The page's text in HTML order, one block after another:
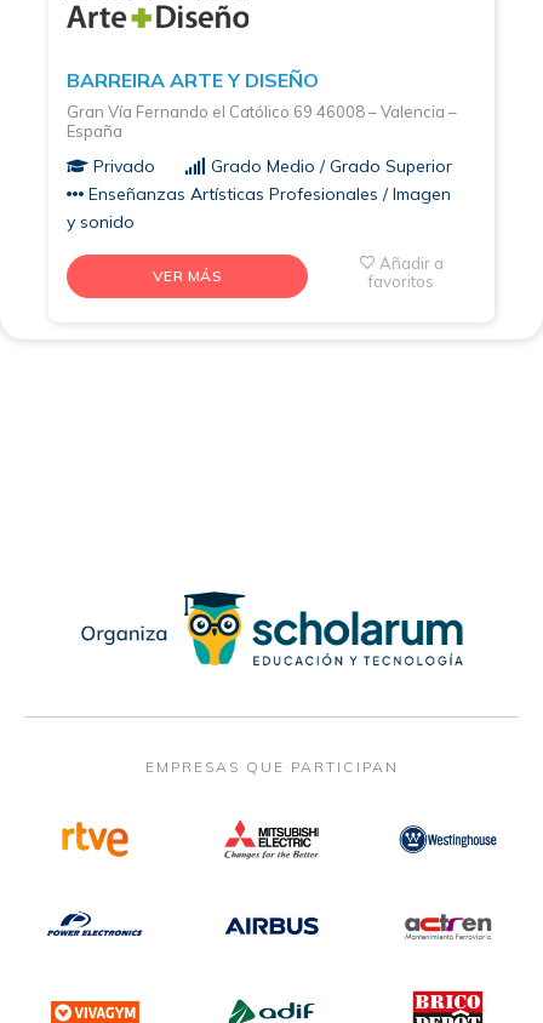
BARREIRA ARTE Y DISEÑO
Gran Vía Fernando el Católico 69 46008 – Valencia –
España
Privado
Grado Medio / Grado Superior
Enseñanzas Artísticas Profesionales / Imagen
y sonido
VER MÁS
Añadir a
favoritos
EMPRESAS QUE PARTICIPAN